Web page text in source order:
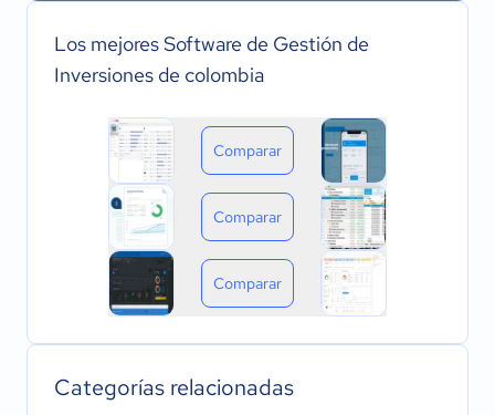
Los mejores Software de Gestión de
Inversiones de colombia
Comparar
Comparar
Comparar
Categorías relacionadas